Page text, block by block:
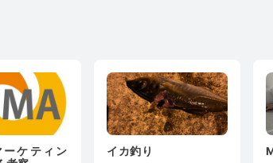
ケティン
イカ釣り